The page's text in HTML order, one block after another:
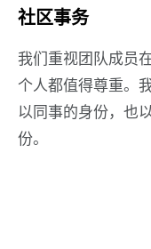
社区事务
我们重视团队成员
个人都值得尊重。
以同事的身份，也
份。